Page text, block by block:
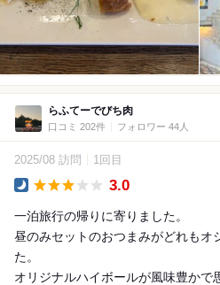
らふてーでびち肉
口コミ 202件 フォロワー 44人
2025/08 訪問 1回目
3.0
一泊旅行の帰りに寄りました。
昼のみセットのおつまみがどれもオ
た。
オリジナルハイボールが風味豊かで